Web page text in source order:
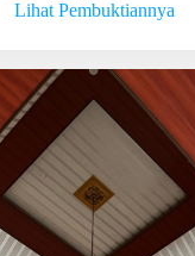
Lihat Pembuktiannya